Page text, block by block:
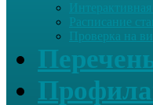
Интерактивная
Расписание
Проверка на